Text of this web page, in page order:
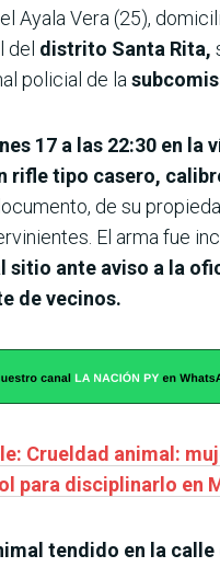
Ayala Vera (25),
del distrito Santa Rita,
policial de la
17 a las 22:30 en la
rifle tipo casero,
de su
El arma fue
sitio ante aviso a la
de vecinos.
Crueldad animal:
para disciplinarlo en
tendido en la calle